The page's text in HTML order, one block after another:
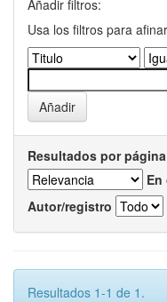
Añadir filtros:
Usa los filtros para
Resultados por página
En
Autor/registro
Resultados 1-1 de 1.